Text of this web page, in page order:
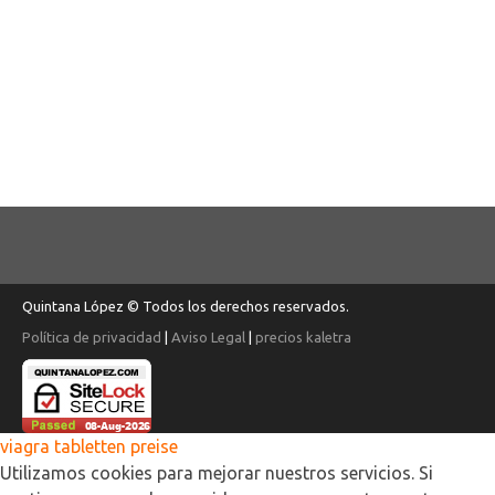
Quintana López © Todos los derechos reservados.
Política de privacidad | Aviso Legal | precios kaletra
viagra tabletten preise
Utilizamos cookies para mejorar nuestros servicios. Si